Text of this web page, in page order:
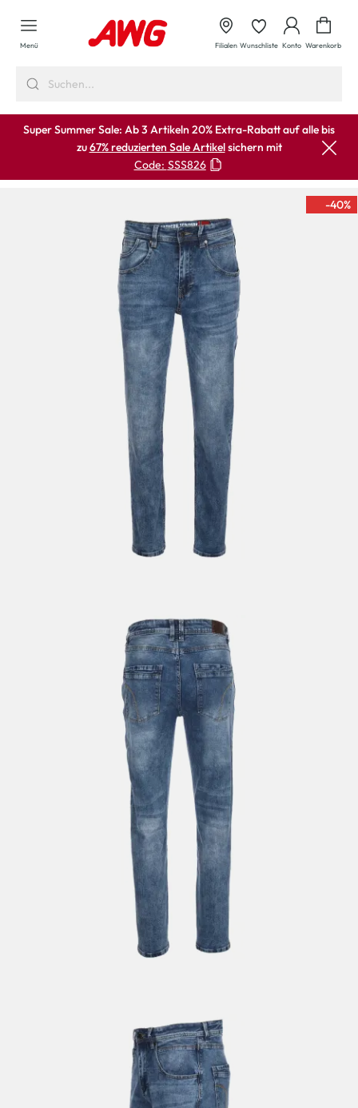
springen
Menü Filialen Wunschliste Konto Warenkorb
Super Summer Sale: Ab 3 Artikeln 20% Extra-Rabatt auf alle bis
zu67% reduzierten Sale Artikelsichern mit
Code: SSS826
-40%